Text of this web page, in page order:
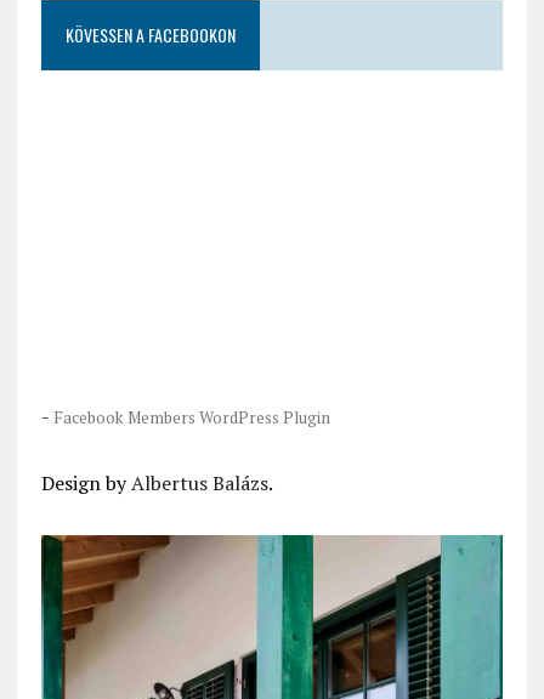
KÖVESSEN A FACEBOOKON
- Facebook Members WordPress Plugin
Design byAlbertus Balázs.